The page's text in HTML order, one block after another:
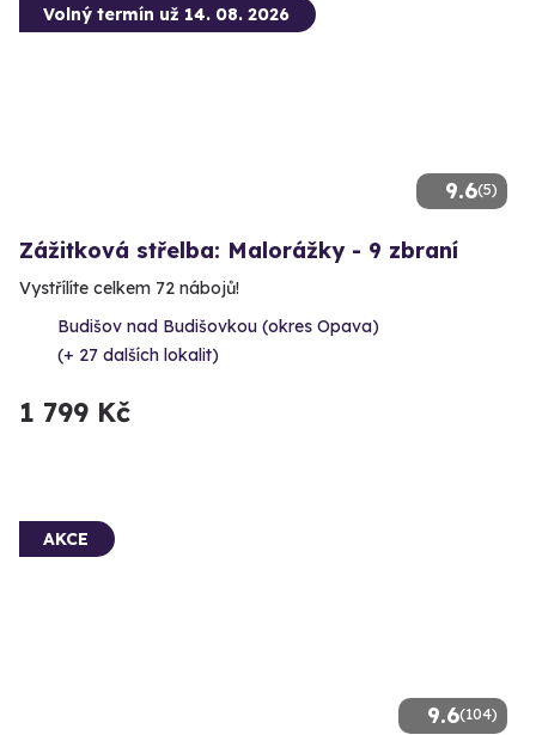
9.6(5)
Volný termín už 14. 08. 2026
Zážitková střelba: Malorážky - 9 zbraní
Vystřílíte celkem 72 nábojů!
Budišov nad Budišovkou (okres Opava)
(+ 27 dalších lokalit)
1 799 Kč
9.6(104)
AKCE